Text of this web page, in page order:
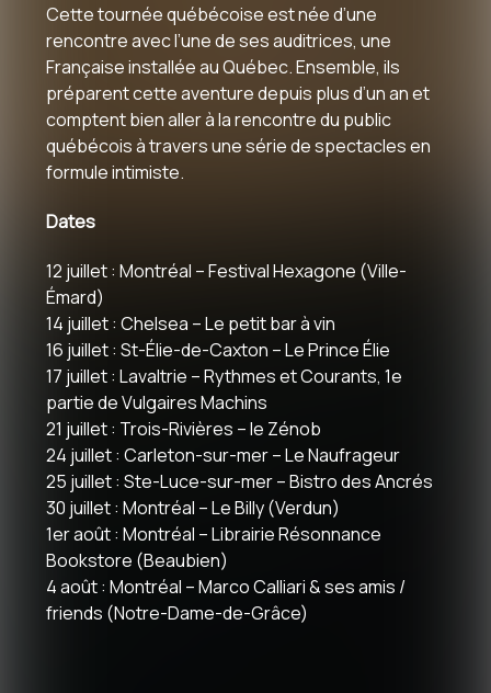
Cette tournée québécoise est née d’une
rencontre avec l’une de ses auditrices, une
Française installée au Québec. Ensemble, ils
préparent cette aventure depuis plus d’un an et
comptent bien aller à la rencontre du public
québécois à travers une série de spectacles en
formule intimiste.
Dates
12 juillet : Montréal – Festival Hexagone (Ville-
Émard)
14 juillet : Chelsea – Le petit bar à vin
16 juillet : St-Élie-de-Caxton – Le Prince Élie
17 juillet : Lavaltrie – Rythmes et Courants, 1e
partie de Vulgaires Machins
21 juillet : Trois-Rivières – le Zénob
24 juillet : Carleton-sur-mer – Le Naufrageur
25 juillet : Ste-Luce-sur-mer – Bistro des Ancrés
30 juillet : Montréal – Le Billy (Verdun)
1er août : Montréal – Librairie Résonnance
Bookstore (Beaubien)
4 août : Montréal – Marco Calliari & ses amis /
friends (Notre-Dame-de-Grâce)